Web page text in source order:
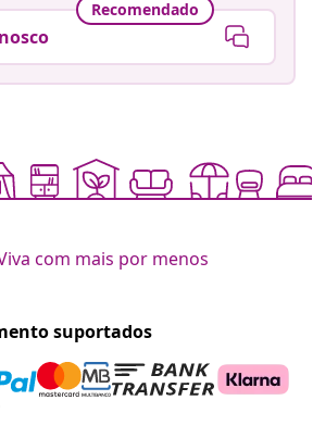
Recomendado
com mais por menos
suportados